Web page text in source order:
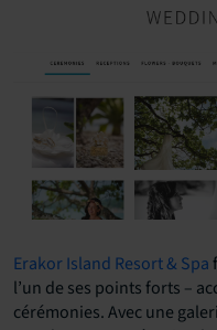
Erakor Island Resort & Spa
l’un de ses points forts –
cérémonies. Avec une